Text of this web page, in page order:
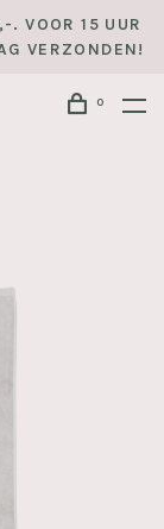
. VOOR 15 UUR
VERZONDEN!
0